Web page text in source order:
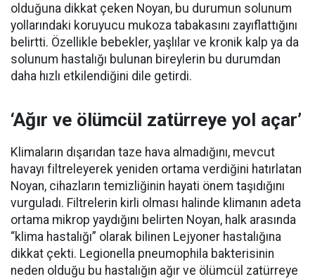
olduğuna dikkat çeken Noyan, bu durumun solunum
yollarındaki koruyucu mukoza tabakasını zayıflattığını
belirtti. Özellikle bebekler, yaşlılar ve kronik kalp ya da
solunum hastalığı bulunan bireylerin bu durumdan
daha hızlı etkilendiğini dile getirdi.
‘Ağır ve ölümcül zatürreye yol açar’
Klimaların dışarıdan taze hava almadığını, mevcut
havayı filtreleyerek yeniden ortama verdiğini hatırlatan
Noyan, cihazların temizliğinin hayati önem taşıdığını
vurguladı. Filtrelerin kirli olması halinde klimanın adeta
ortama mikrop yaydığını belirten Noyan, halk arasında
“klima hastalığı” olarak bilinen Lejyoner hastalığına
dikkat çekti. Legionella pneumophila bakterisinin
neden olduğu bu hastalığın ağır ve ölümcül zatürreye